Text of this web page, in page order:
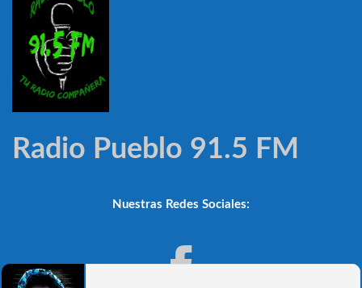
Radio Pueblo 91.5 FM
Nuestras Redes Sociales: